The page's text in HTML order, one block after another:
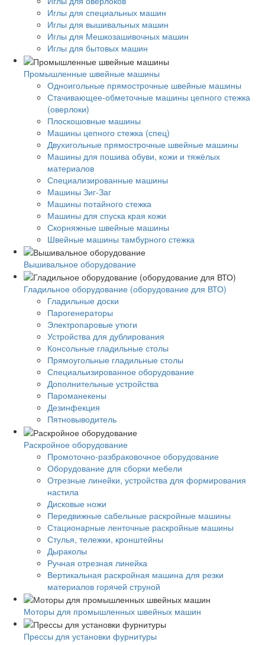
Иглы для специальных машин
Иглы для вышивальных машин
Иглы для Мешкозашивочных машин
Иглы для бытовых машин
Промышленные швейные машины
Одноигольные прямострочные швейные машины
Стачивающее-обметочные машины цепного стежка
(оверлоки)
Плоскошовные машины
Машины цепного стежка (спец)
Двухигольные прямострочные швейные машины
Машины для пошива обуви, кожи и тяжёлых
материалов
Специализированные машины
Машины Зиг-Заг
Машины потайного стежка
Машины для спуска края кожи
Скорняжные швейные машины
Швейные машины тамбурного стежка
Вышивальное оборудование
Гладильное оборудование (оборудование для ВТО)
Гладильные доски
Парогенераторы
Электропаровые утюги
Устройства для дублирования
Консольные гладильные столы
Прямоугольные гладильные столы
Специальизированное оборудование
Дополнительные устройства
Пароманекены
Дезинфекция
Пятновыводитель
Раскройное оборудование
Промоточно-разбраковочное оборудование
Оборудование для сборки мебели
Отрезные линейки, устройства для формирования
настила
Дисковые ножи
Передвижные сабельные раскройные машины
Стационарные ленточные раскройные машины
Стулья, тележки, кронштейны
Дыраколы
Ручная отрезная линейка
Вертикальная раскройная машина для резки
материалов горячей струной
Моторы для промышленных швейных машин
Прессы для установки фурнитуры